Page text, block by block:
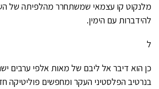
מלנקוט קו עצמאי שמשתחרר מהלפיתה של
להידברות עם הימין.
ל
כן הוא דיבר אל ליבם של מאות אלפי ערבים
בנרטיב הפלסטיני העקר ומחפשים פוליטיקה